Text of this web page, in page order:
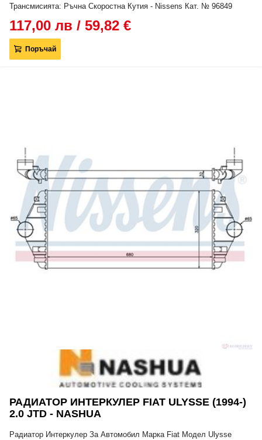
Трансмисията: Ръчна Скоростна Кутия - Nissens Кат. № 96849
117,00 лв / 59,82 €
Поръчай
РАДИАТОР ИНТЕРКУЛЕР FIAT ULYSSE (1994-)
2.0 JTD - NASHUA
Радиатор Интеркулер За Автомобил Марка Fiat Модел Ulysse